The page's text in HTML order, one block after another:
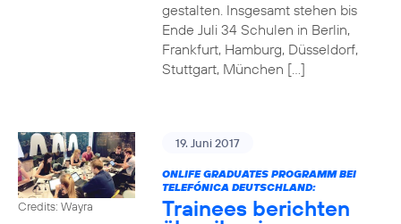
gestalten. Insgesamt stehen bis
Ende Juli 34 Schulen in Berlin,
Frankfurt, Hamburg, Düsseldorf,
Stuttgart, München […]
Credits: Wayra
19. Juni 2017
ONLIFE GRADUATES PROGRAMM BEI
TELEFÓNICA DEUTSCHLAND:
Trainees berichten